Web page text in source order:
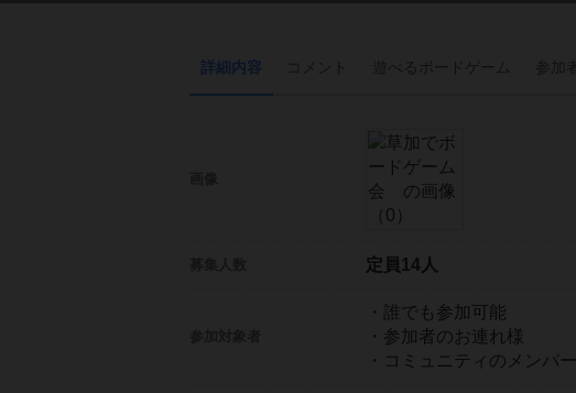
詳細内容
定員14人
・誰でも参加可能
・参加者のお連れ様
・コミュニティのメンバー